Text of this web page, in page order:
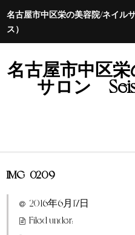
名古屋市中区栄の美容院/ネイル
ス）
名古屋市中区
サロン Seis
ホーム
特定商取引法に基づく表示
IMG_0209
2016年6月17日
Filed under: